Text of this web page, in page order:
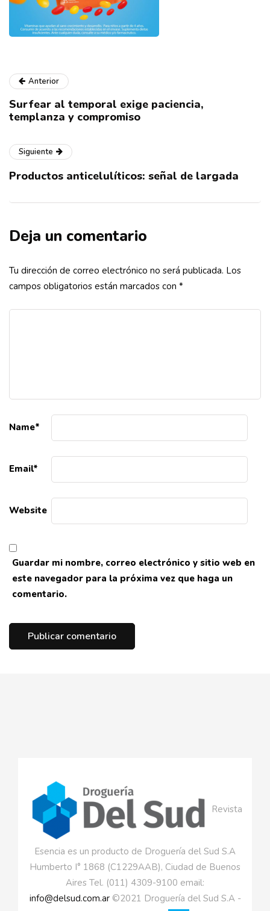
Anterior
Surfear al temporal exige paciencia,
templanza y compromiso
Siguiente
Productos anticelulíticos: señal de largada
Deja un comentario
Tu dirección de correo electrónico no será publicada. Los
campos obligatorios están marcados con *
Name*
Email*
Website
Guardar mi nombre, correo electrónico y sitio web en
este navegador para la próxima vez que haga un
comentario.
Revista
Esencia es un producto de Droguería del Sud S.A
Humberto I° 1868 (C1229AAB), Ciudad de Buenos
Aires Tel. (011) 4309-9100 email:
info@delsud.com.ar©2021 Droguería del Sud S.A -